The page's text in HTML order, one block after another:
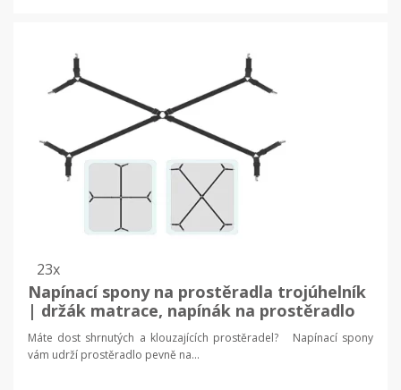
23x
Napínací spony na prostěradla trojúhelník
| držák matrace, napínák na prostěradlo
Máte dost shrnutých a klouzajících prostěradel? Napínací spony
vám udrží prostěradlo pevně na...